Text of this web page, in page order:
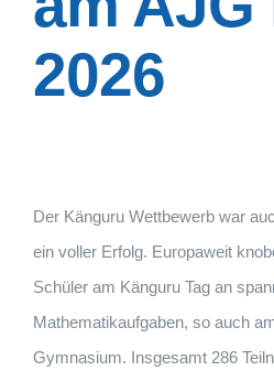
2026
Der Känguru Wettbewerb war
ein voller Erfolg. Europaweit
Schüler am Känguru Tag an
Mathematikaufgaben, so auch
Gymnasium. Insgesamt 286